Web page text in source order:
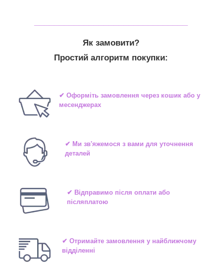
Як замовити?
Простий алгоритм покупки:
✔ Оформіть замовлення через кошик або у
месенджерах
✔ Ми зв'яжемося з вами для уточнення
деталей
✔ Відправимо після оплати або
післяплатою
✔ Отримайте замовлення у найближчому
відділенні